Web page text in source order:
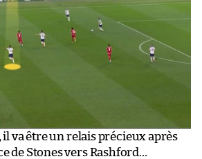
il va être un relais précieux après
de Stones vers Rashford…